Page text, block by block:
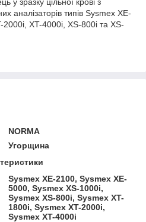
аналізаторів типів Sysmex XE-
XT-4000i, XS-800i та XS-
NORMA
Угорщина
Sysmex XE-2100, Sysmex XE-
5000, Sysmex XS-1000i,
Sysmex XS-800i, Sysmex XT-
1800i, Sysmex XT-2000i,
Sysmex XT-4000i